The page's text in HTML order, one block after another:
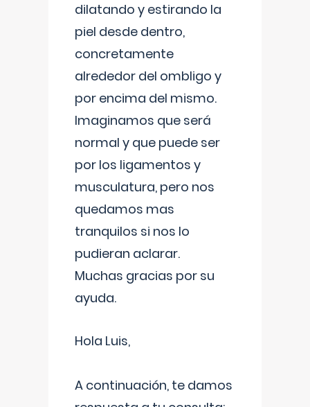
dilatando y estirando la
piel desde dentro,
concretamente
alrededor del ombligo y
por encima del mismo.
Imaginamos que será
normal y que puede ser
por los ligamentos y
musculatura, pero nos
quedamos mas
tranquilos si nos lo
pudieran aclarar.
Muchas gracias por su
ayuda.
Hola Luis,
A continuación, te damos